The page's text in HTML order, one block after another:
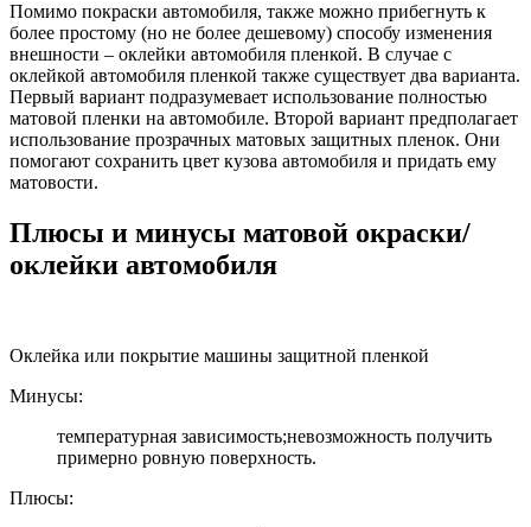
Помимо покраски автомобиля, также можно прибегнуть к
более простому (но не более дешевому) способу изменения
внешности – оклейки автомобиля пленкой. В случае с
оклейкой автомобиля пленкой также существует два варианта.
Первый вариант подразумевает использование полностью
матовой пленки на автомобиле. Второй вариант предполагает
использование прозрачных матовых защитных пленок. Они
помогают сохранить цвет кузова автомобиля и придать ему
матовости.
Плюсы и минусы матовой окраски/
оклейки автомобиля
Оклейка или покрытие машины защитной пленкой
Минусы:
температурная зависимость;невозможность получить
примерно ровную поверхность.
Плюсы: